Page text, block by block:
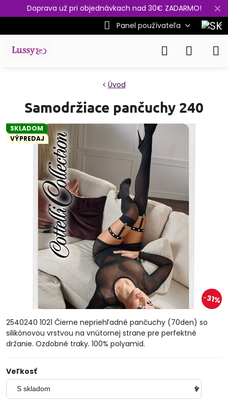
✕
Doprava už pri objednávkach nad 30€ ZADARMO!
Panel používateľa
SKLADOM
VÝPREDAJ
31%
Úvod
Samodržiace pančuchy 240
2540240 1021 Čierne nepriehľadné pančuchy (70den) so
silikónovou vrstvou na vnútornej strane pre perfektné
držanie. Ozdobné traky. 100% polyamid.
Veľkosť